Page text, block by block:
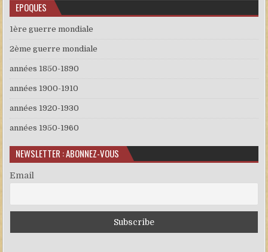
EPOQUES
1ère guerre mondiale
2ème guerre mondiale
années 1850-1890
années 1900-1910
années 1920-1930
années 1950-1960
NEWSLETTER : ABONNEZ-VOUS
Email